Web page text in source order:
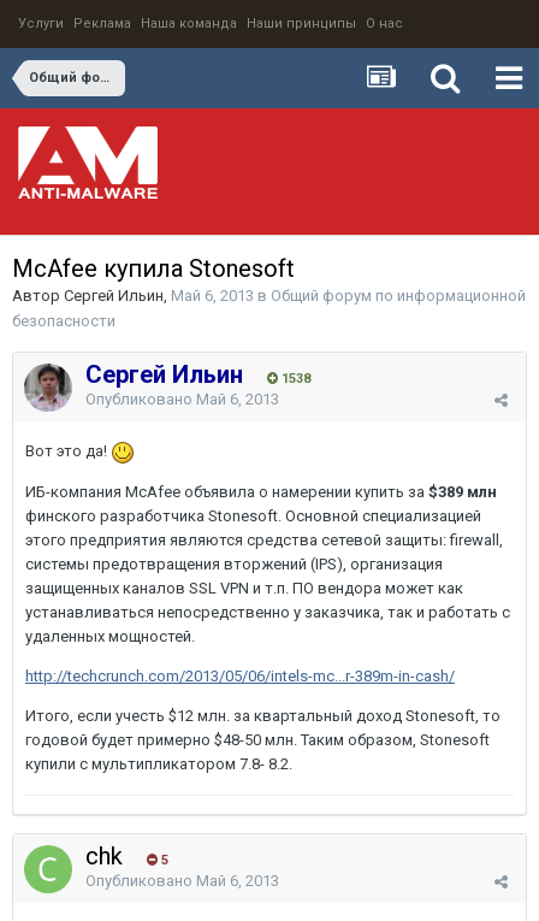
Услуги Реклама Наша команда Наши принципы О нас
Общий форум по информационной безопасности
McAfee купила Stonesoft
Автор Сергей Ильин, Май 6, 2013 в Общий форум по информационной
безопасности
Сергей Ильин 1538
Опубликовано Май 6, 2013
Вот это да!
ИБ-компания McAfee объявила о намерении купить за $389 млн
финского разработчика Stonesoft. Основной специализацией
этого предприятия являются средства сетевой защиты: firewall,
системы предотвращения вторжений (IPS), организация
защищенных каналов SSL VPN и т.п. ПО вендора может как
устанавливаться непосредственно у заказчика, так и работать с
удаленных мощностей.
http://techcrunch.com/2013/05/06/intels-mc...r-389m-in-cash/
Итого, если учесть $12 млн. за квартальный доход Stonesoft, то
годовой будет примерно $48-50 млн. Таким образом, Stonesoft
купили с мультипликатором 7.8- 8.2.
chk 5
Опубликовано Май 6, 2013